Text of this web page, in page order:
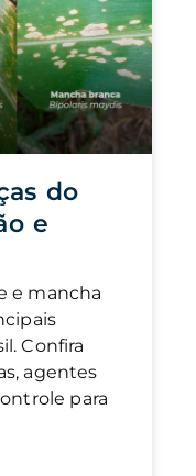
do
e
e mancha
Confira
agentes
para